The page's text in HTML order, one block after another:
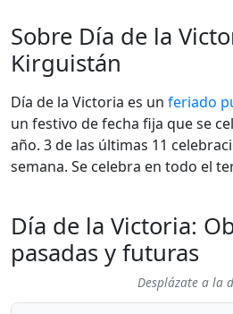
Sobre Día de la
Kirguistán
Día de la Victoria es un feriado
un festivo de fecha fija que se
año. 3 de las últimas 11
semana. Se celebra en todo el
Día de la Victoria:
pasadas y futuras
Desplázate a la